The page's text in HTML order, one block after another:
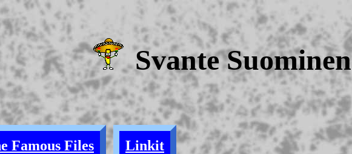
Svante Suominen
Famous Files Linkit